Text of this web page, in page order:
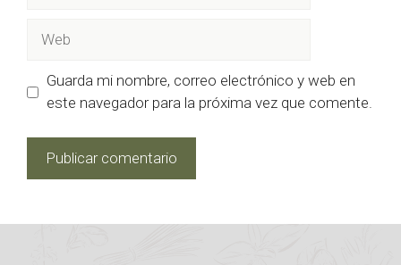
Guarda mi nombre, correo electrónico y web en
este navegador para la próxima vez que comente.